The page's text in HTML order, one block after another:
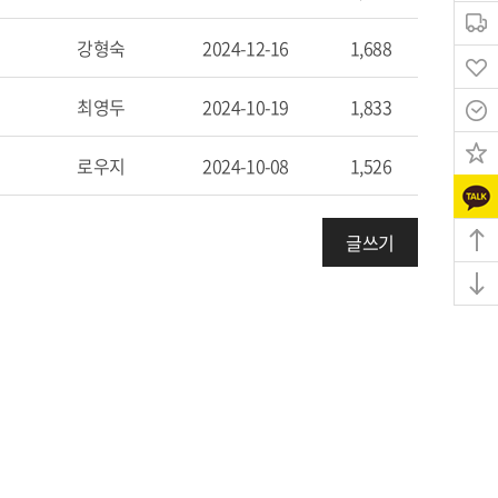
강형숙 2024-12-16 1,688
최영두 2024-10-19 1,833
로우지 2024-10-08 1,526
글쓰기